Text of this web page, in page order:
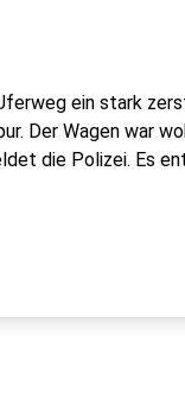
ein stark
Der Wagen war
die Polizei. Es